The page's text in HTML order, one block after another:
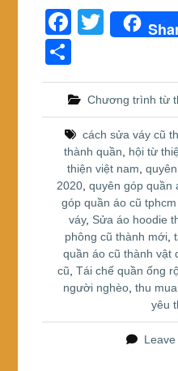
F
a
c
e
b
o
o
k
T
er
h
ar
e
Chương trình từ
cách sửa váy cũ
thành quần
hội từ
thiện việt nam
2020, quyên góp quần
góp quần áo cũ tphcm
váy, Sửa áo hoodie
phông cũ thành mới,
quần áo cũ thành vật
cũ ,Tái chế quần ống
người nghèo, thu
yêu